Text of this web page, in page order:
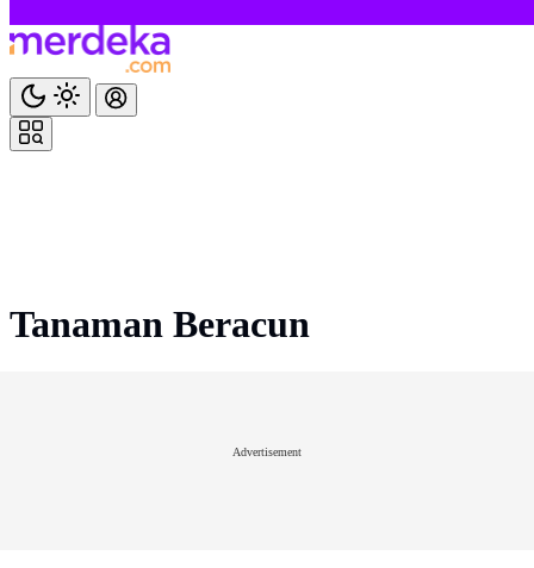
Tanaman Beracun
Advertisement